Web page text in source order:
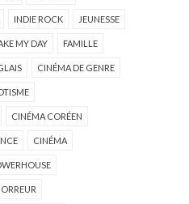
INDIE ROCK JEUNESSE
MY DAY FAMILLE
CINÉMA DE GENRE
CINÉMA CORÉEN
CINÉMA